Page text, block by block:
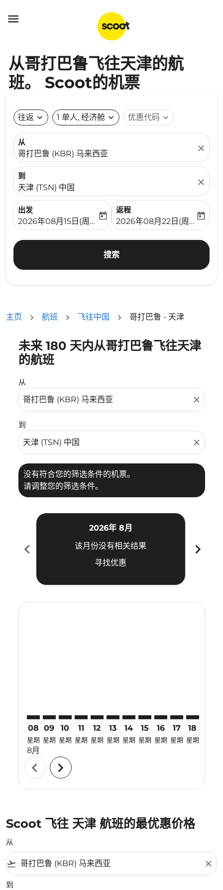

从哥打巴鲁飞往天津的航
班。 Scoot的机票
往返 expand_more 1 单人, 经济舱 expand_more 优惠代码 expand_more
从
哥打巴鲁 (KBR) 马来西亚
close
到
天津 (TSN) 中国
close
出发
fc-booking-departure-date-aria-label
2026年08月15日(周六)
today
返程
fc-booking-return-date-
2026年08月22日(周六)
today
搜索
主页 航班 飞往中国 哥打巴鲁 - 天津
未来 180 天内从哥打巴鲁飞往天津
的航班
从
close
到
close
没有符合您的筛选条件的机票。
请调整您的筛选条件。
没有符合您的筛选条件的机票。请调整您的筛选条件。
chevron_left
2026年 8月
该月份没有相关结果
寻找优惠
chevron_right
08
星期
8月
09
星期
10
星期
11
星期
12
星期
13
星期
14
星期
15
星期
16
星期
17
星期
18
星期
chevron_left chevron_right
Scoot 飞往 天津 航班的最优惠价格
从
flight_takeoff close
到